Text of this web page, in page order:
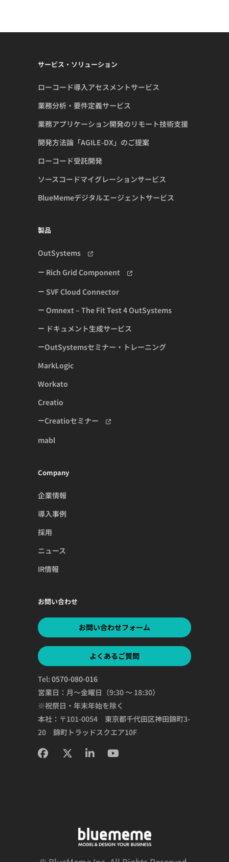
サービス・ソリューション
ローコード導入アセスメントサービス
業務分析・要件定義サービス
業務アプリケーション開発のリモート技術支援
開発方法論「AGILE-DX」のご提案
ローコード受託開発
ソースコードマイグレーションサービス
BlueMemeデジタルエージェントサービス
製品
OutSystems
Rich Grid Component
SVF Cloud Connector
Omnext – The Fit Test 4 OutSystems
ドキュメント生成サービス
OutSystemsセミナー・トレーニング
MarkLogic
Workato
Creatio
Creatioセミナー
mabl
Company
企業情報
導入事例
採用
ニュース
IR情報
お問い合わせ
お問い合わせフォーム
よくあるご質問
Tel:0570-080-016
営業日：月～金曜日（9:30 ～ 18:30）
※祝祭日・年末年始を除く
本社：〒101-0054 東京都千代田区神田錦町3-
20 錦町トラッドスクエア10F